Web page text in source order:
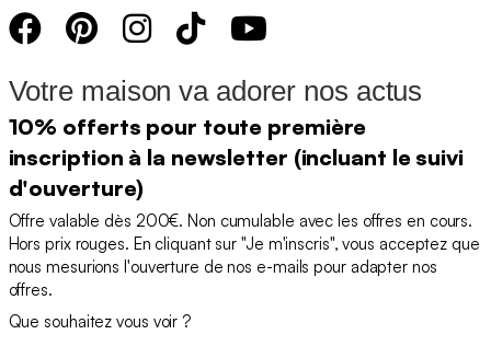
Votre maison va adorer nos actus
10% offerts pour toute première
inscription à la newsletter (incluant le suivi
d'ouverture)
Offre valable dès 200€. Non cumulable avec les offres en cours.
Hors prix rouges. En cliquant sur "Je m'inscris", vous acceptez que
nous mesurions l'ouverture de nos e-mails pour adapter nos
offres.
Que souhaitez vous voir ?